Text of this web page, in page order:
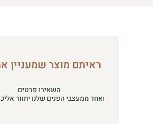
ראיתם מוצר שמעניין
השאירו פרטים
ואחד ממעצבי הפנים שלנו יחזור